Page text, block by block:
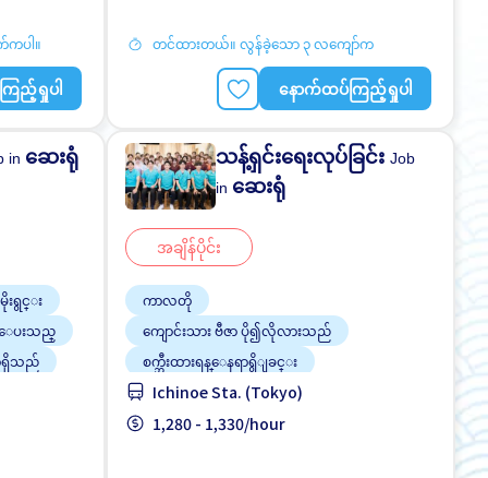
ပါ။
ြည့်ရှုပါ
တင်ထားတယ်။ လွန်ခဲ့သော ၃ လကျော်က
နောက်ထပ်ကြည့်ရှုပါ
in ဆေးရုံ
းရွင္း
ပးသည္
ရှိသည်
သန့်ရှင်းရေးလုပ်ခြင်းJob
in ဆေးရုံ
အချိန်ပိုင်း
ကာလတို
ကျောင်းသား ဗီဇာ ပို၍လိုလားသည်
စက္ဘီးထားရန္ေနရာရွိျခင္း
တစ္ပတ္ႏွစ္ရက္မွ သံုးရက္
လမ္းစရိတ္ေပးသည္
Ichinoe Sta. (Tokyo)
1,280 - 1,330/hour